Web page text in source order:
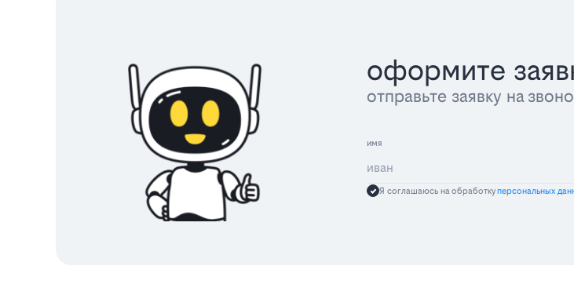
оформите
отправьте заявку на
имя
Я соглашаюсь на обработкуперсональных